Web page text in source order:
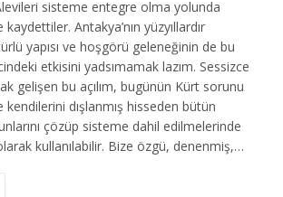
sisteme entegre olma yolunda
Antakya’nın yüzyıllardır
yapısı ve hoşgörü geleneğinin de bu
etkisini yadsımamak lazım. Sessizce
gelişen bu açılım, bugünün Kürt sorunu
dışlanmış hisseden bütün
çözüp sisteme dahil edilmelerinde
kullanılabilir. Bize özgü, denenmiş,…